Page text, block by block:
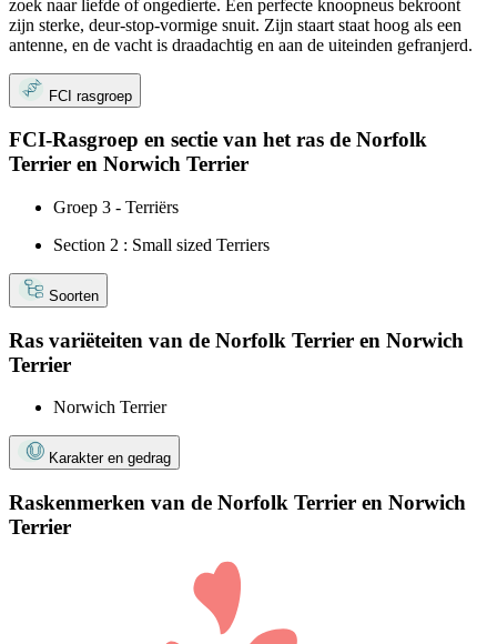
zoek naar liefde of ongedierte. Een perfecte knoopneus bekroont
zijn sterke, deur-stop-vormige snuit. Zijn staart staat hoog als een
antenne, en de vacht is draadachtig en aan de uiteinden gefranjerd.
FCI rasgroep
FCI-Rasgroep en sectie van het ras de Norfolk
Terrier en Norwich Terrier
Groep 3 - Terriërs
Section 2 : Small sized Terriers
Soorten
Ras variëteiten van de Norfolk Terrier en Norwich
Terrier
Norwich Terrier
Karakter en gedrag
Raskenmerken van de Norfolk Terrier en Norwich
Terrier